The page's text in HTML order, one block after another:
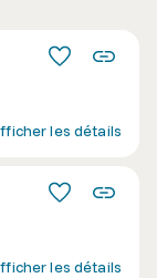
les détails
les détails